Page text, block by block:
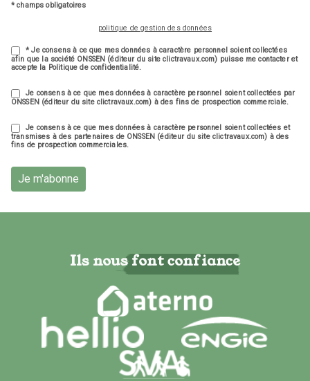
* champs obligatoires
politique de gestion des données
* Je consens à ce que mes données à caractère personnel soient collectées
afin que la société ONSSEN (éditeur du site clictravaux.com) puisse me contacter et
accepte la Politique de confidentialité.
Je consens à ce que mes données à caractère personnel soient collectées par
ONSSEN (éditeur du site clictravaux.com) à des fins de prospection commerciale.
Je consens à ce que mes données à caractère personnel soient collectées et
transmises à des partenaires de ONSSEN (éditeur du site clictravaux.com) à des
fins de prospection commerciales.
Je m'abonne
Ils nous font confiance